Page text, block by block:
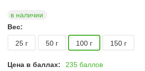
в наличии
Вес:
25 г 50 г 100 г 150 г
Цена в баллах: 235 баллов